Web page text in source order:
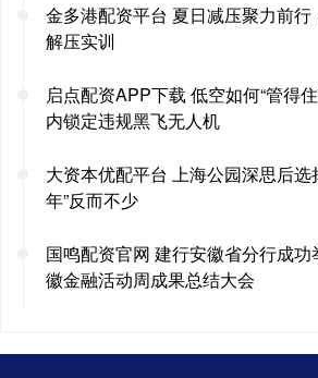
金多港配资平台 夏日减压聚力前
解压实训
启点配资APP下载 低空如何“管得
内锁定违规黑飞无人机
大资本优配平台 上海公园深思后选
年”反而不少
国鸣配资官网 建行安徽省分行成
徽金融活动周成果总结大会